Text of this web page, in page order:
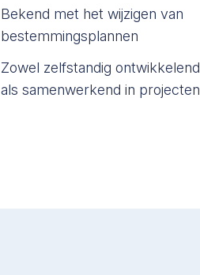
Bekend met het wijzigen van
bestemmingsplannen
Zowel zelfstandig ontwikkelend
als samenwerkend in projecten